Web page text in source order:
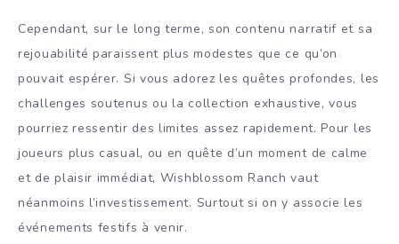
Cependant, sur le long terme, son contenu narratif et sa
rejouabilité paraissent plus modestes que ce qu’on
pouvait espérer. Si vous adorez les quêtes profondes, les
challenges soutenus ou la collection exhaustive, vous
pourriez ressentir des limites assez rapidement. Pour les
joueurs plus casual, ou en quête d’un moment de calme
et de plaisir immédiat, Wishblossom Ranch vaut
néanmoins l’investissement. Surtout si on y associe les
événements festifs à venir.